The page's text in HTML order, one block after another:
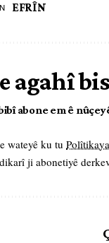
EFRÎN
agahî
abone em ê
wateyê ku tu
ji abonetiyê